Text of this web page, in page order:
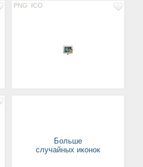
PNG ICO
Больше
случайных иконок